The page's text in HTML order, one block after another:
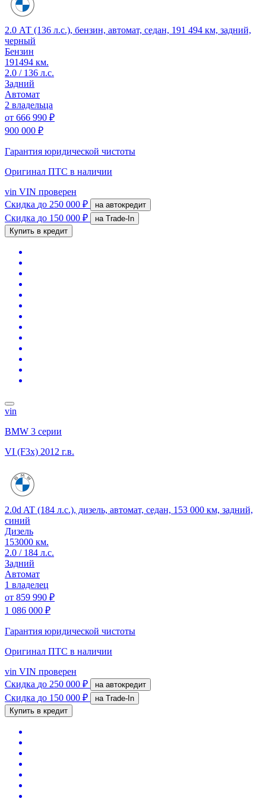
2.0 АТ (136 л.с.), бензин, автомат, седан, 191 494 км, задний,
черный
Бензин
191494 км.
2.0 / 136 л.с.
Задний
Автомат
2 владельца
от 666 990 ₽
900 000 ₽
Гарантия юридической чистоты
Оригинал ПТС в наличии
vin VIN проверен
Скидка до 250 000 ₽ на автокредит
Скидка до 150 000 ₽
на Trade-In
Купить в кредит
vin
BMW 3 серии
VI (F3x) 2012 г.в.
2.0d AT (184 л.с.), дизель, автомат, седан, 153 000 км, задний,
синий
Дизель
153000 км.
2.0 / 184 л.с.
Задний
Автомат
1 владелец
от 859 990 ₽
1 086 000 ₽
Гарантия юридической чистоты
Оригинал ПТС в наличии
vin VIN проверен
Скидка до 250 000 ₽ на автокредит
Скидка до 150 000 ₽
на Trade-In
Купить в кредит